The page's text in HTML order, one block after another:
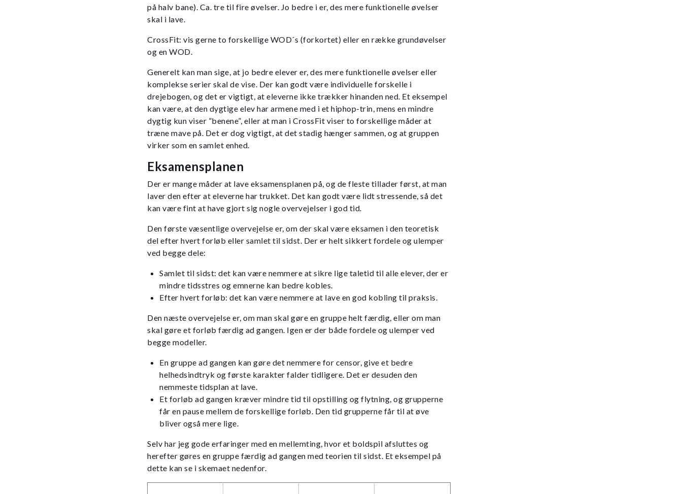
på halv bane). Ca. tre til fire øvelser. Jo bedre i er, des mere funktionelle øvelser
skal i lave.
CrossFit: vis gerne to forskellige WOD´s (forkortet) eller en række grundøvelser
og en WOD.
Generelt kan man sige, at jo bedre elever er, des mere funktionelle øvelser eller
komplekse serier skal de vise. Der kan godt være individuelle forskelle i
drejebogen, og det er vigtigt, at eleverne ikke trækker hinanden ned. Et eksempel
kan være, at den dygtige elev har armene med i et hiphop-trin, mens en mindre
dygtig kun viser ”benene”, eller at man i CrossFit viser to forskellige måder at
træne mave på. Det er dog vigtigt, at det stadig hænger sammen, og at gruppen
virker som en samlet enhed.
Eksamensplanen
Der er mange måder at lave eksamensplanen på, og de fleste tillader først, at man
laver den efter at eleverne har trukket. Det kan godt være lidt stressende, så det
kan være fint at have gjort sig nogle overvejelser i god tid.
Den første væsentlige overvejelse er, om der skal være eksamen i den teoretisk
del efter hvert forløb eller samlet til sidst. Der er helt sikkert fordele og ulemper
ved begge dele:
Samlet til sidst: det kan være nemmere at sikre lige taletid til alle elever, der er
mindre tidsstres og emnerne kan bedre kobles.
Efter hvert forløb: det kan være nemmere at lave en god kobling til praksis.
Den næste overvejelse er, om man skal gøre en gruppe helt færdig, eller om man
skal gøre et forløb færdig ad gangen. Igen er der både fordele og ulemper ved
begge modeller.
En gruppe ad gangen kan gøre det nemmere for censor, give et bedre
helhedsindtryk og første karakter falder tidligere. Det er desuden den
nemmeste tidsplan at lave.
Et forløb ad gangen kræver mindre tid til opstilling og flytning, og grupperne
får en pause mellem de forskellige forløb. Den tid grupperne får til at øve
bliver også mere lige.
Selv har jeg gode erfaringer med en mellemting, hvor et boldspil afsluttes og
herefter gøres en gruppe færdig ad gangen med teorien til sidst. Et eksempel på
dette kan se i skemaet nedenfor.